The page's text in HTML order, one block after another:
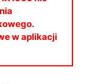
w aplikacji